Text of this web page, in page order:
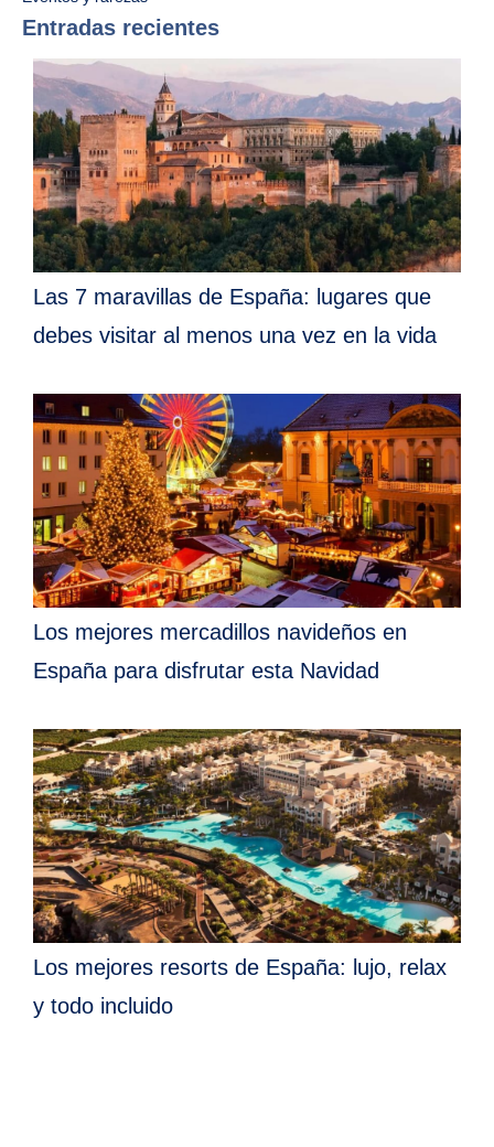
Entradas recientes
Las 7 maravillas de España: lugares que
debes visitar al menos una vez en la vida
Los mejores mercadillos navideños en
España para disfrutar esta Navidad
Los mejores resorts de España: lujo, relax
y todo incluido